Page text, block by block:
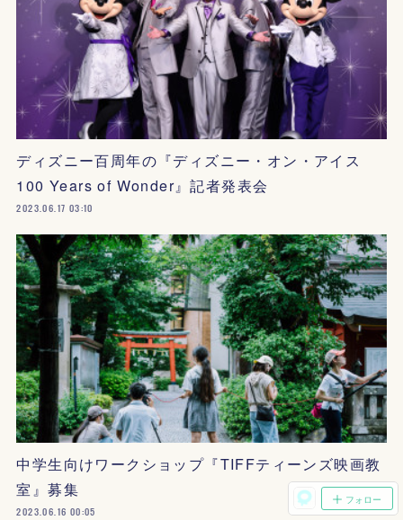
ディズニー百周年の『ディズニー・オン・アイス
100 Years of Wonder』記者発表会
2023.06.17 03:10
中学生向けワークショップ『TIFFティーンズ映画教
室』募集
2023.06.16 00:05
フォロー